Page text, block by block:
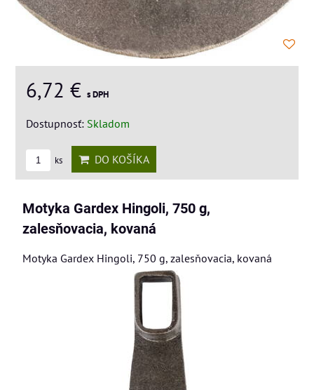
6,72 € s DPH
Dostupnosť: Skladom
ks DO KOŠÍKA
Motyka Gardex Hingoli, 750 g,
zalesňovacia, kovaná
Motyka Gardex Hingoli, 750 g, zalesňovacia, kovaná